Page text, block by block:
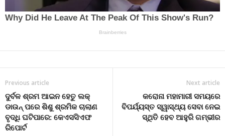
Previous article
ଦୁର୍ବଳ ଶ୍ରମ ଆଇନ ହେତୁ ଲକ୍
ଡାଉନ୍ ପରେ ଶିଶୁ ଶ୍ରମିକ ଚାଲାଣ
ବୃଦ୍ଧି ଘଟିପାରେ: କେଏସସିଏଫ
ରିପୋର୍ଟ
Next article
କରୋନା ମହାମାରୀ ସମୟରେ
ବିପର୍ଯ୍ୟସ୍ତ ସ୍ୱାସ୍ଥ୍ୟ ସେବା ନେଇ
ସ୍ଥିତି ହେବ ଆହୁରି ଗମ୍ଭୀର